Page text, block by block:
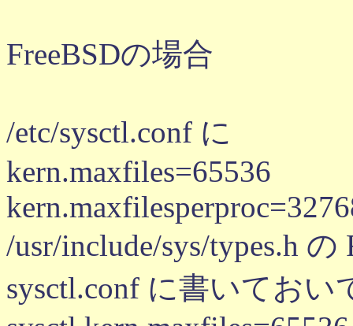
FreeBSDの場合
/etc/sysctl.conf に
kern.maxfiles=65536
/usr/include/sys/types.h
sysctl.conf に書いてお